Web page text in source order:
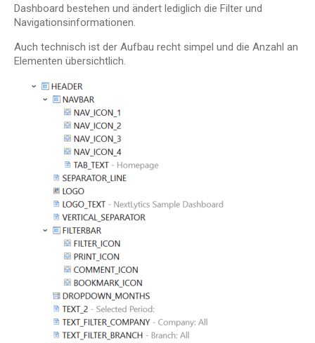
Dashboard bestehen und ändert lediglich die Filter und
Navigationsinformationen.
Auch technisch ist der Aufbau recht simpel und die Anzahl an
Elementen übersichtlich.